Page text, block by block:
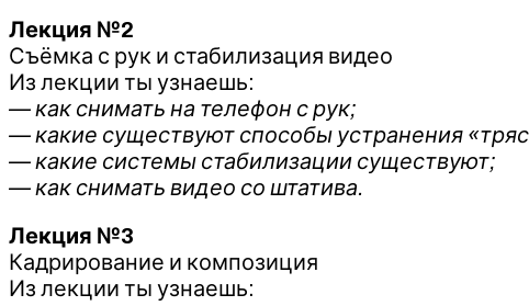
Лекция №2
Съёмка с рук и стабилизация видео
Из лекции ты узнаешь:
— как снимать на телефон с рук;
— какие существуют способы устранения
— какие системы стабилизации существуют;
— как снимать видео со штатива.
Лекция №3
Кадрирование и композиция
Из лекции ты узнаешь: